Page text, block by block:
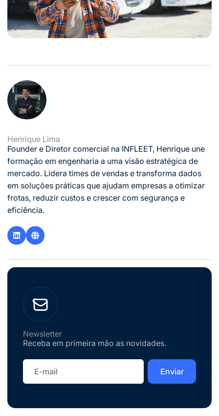
Henrique Lima
Founder e Diretor comercial na INFLEET, Henrique une
formação em engenharia a uma visão estratégica de
mercado. Lidera times de vendas e transforma dados
em soluções práticas que ajudam empresas a otimizar
frotas, reduzir custos e crescer com segurança e
eficiência.
Newsletter
Receba em primeira mão as novidades.